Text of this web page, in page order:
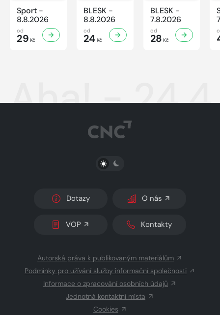
Sport -
8.8.2026
od
29 Kč
BLESK -
8.8.2026
od
24Kč
BLESK -
7.8.2026
od
28 Kč
Aha! -
PŘEPNOUT SVĚTLÝ/TMAVÝ REŽIM
Dotazy O nás
VOP Kontakty
Autorská práva k publikovaným materiálům
Podmínky pro užívání služby informační společnosti
Informace o zpracování osobních údajů
Jednotná kontaktní místa
Cookies